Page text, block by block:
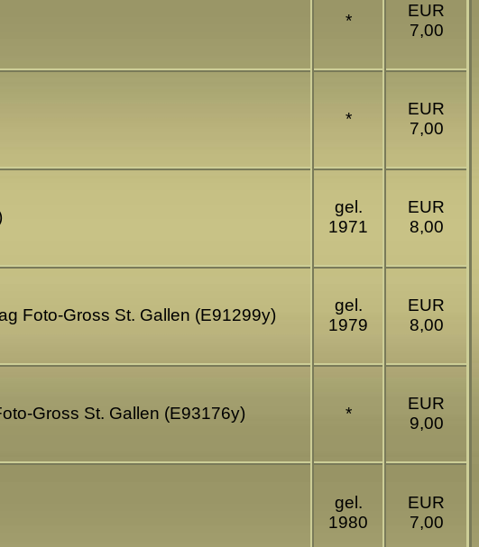
*
EUR
7,00
*
EUR
7,00
gel.
1971
EUR
8,00
Foto-Gross St. Gallen (E91299y)
gel.
1979
EUR
8,00
Gross St. Gallen (E93176y) *
EUR
9,00
gel.
1980
EUR
7,00